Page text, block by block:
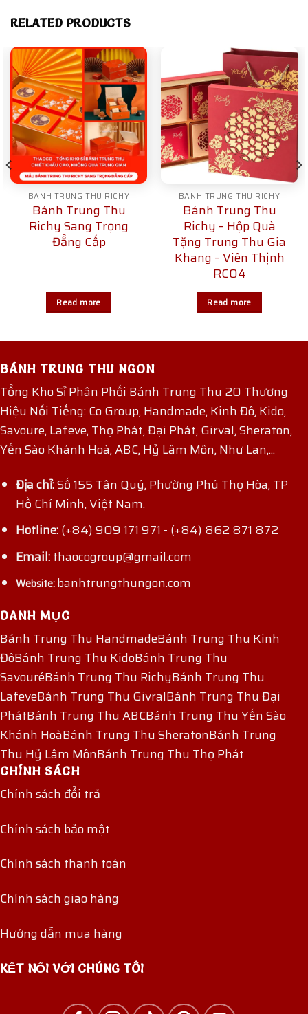
RELATED PRODUCTS
BÁNH TRUNG THU RICHY
Bánh Trung Thu
Richy Sang Trọng
Đẳng Cấp
Read more
BÁNH TRUNG THU RICHY
Bánh Trung Thu
Richy – Hộp Quà
Tặng Trung Thu Gia
Khang – Viên Thịnh
RC04
Read more
BÁNH TRUNG THU NGON
Tổng Kho Sỉ Phân Phối Bánh Trung Thu 20 Thương
Hiệu Nổi Tiếng: Co Group, Handmade, Kinh Đô, Kido,
Savoure, Lafeve, Thọ Phát, Đại Phát, Girval, Sheraton,
Yến Sào Khánh Hoà, ABC, Hỷ Lâm Môn, Như Lan,...
Địa chỉ:Số 155 Tân Quý, Phường Phú Thọ Hòa, TP
Hồ Chí Minh, Việt Nam.
Hotline:(+84) 909 171 971 - (+84) 862 871 872
Email:thaocogroup@gmail.com
Website:banhtrungthungon.com
DANH MỤC
Bánh Trung Thu HandmadeBánh Trung Thu Kinh
ĐôBánh Trung Thu KidoBánh Trung Thu
SavouréBánh Trung Thu RichyBánh Trung Thu
LafeveBánh Trung Thu GivralBánh Trung Thu Đại
PhátBánh Trung Thu ABCBánh Trung Thu Yến Sào
Khánh HoàBánh Trung Thu SheratonBánh Trung
Thu Hỷ Lâm MônBánh Trung Thu Thọ Phát
CHÍNH SÁCH
Chính sách đổi trả
Chính sách bảo mật
Chính sách thanh toán
Chính sách giao hàng
Hướng dẫn mua hàng
KẾT NỐI VỚI CHÚNG TÔI